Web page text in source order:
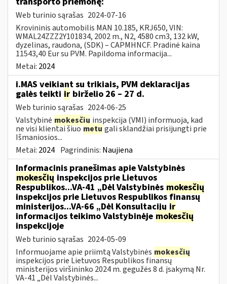
Web turinio sąrašas 2024-07-16
Krovininis automobilis MAN 10.185, KRJ650, VIN:
WMAL24ZZZ2Y101834, 2002 m., N2, 4580 cm3, 132 kW,
dyzelinas, raudona, (SDK) – CAPMHNCF. Pradinė kaina
11543,40 Eur su PVM. Papildoma informacija...
Metai: 2024
i.MAS veikiant su trikiais, PVM deklaracijas
galės teikti ir birželio 26 – 27 d.
Web turinio sąrašas 2024-06-25
Valstybinė mokesčių inspekcija (VMI) informuoja, kad
ne visi klientai šiuometu gali sklandžiai prisijungti prie
Išmaniosios...
Metai: 2024 Pagrindinis: Naujiena
Informacinis pranešimas apie Valstybinės
mokesčių inspekcijos prie Lietuvos
Respublikos...VA-41 „Dėl Valstybinės mokesčių
inspekcijos prie Lietuvos Respublikos finansų
ministerijos...VA-66 „Dėl Konsultacijų ir
informacijos teikimo Valstybinėje mokesčių
inspekcijoje
Web turinio sąrašas 2024-05-09
Informuojame apie priimtą Valstybinės mokesčių
inspekcijos prie Lietuvos Respublikos finansų
ministerijos viršininko 2024 m. gegužės 8 d. įsakymą Nr.
VA-41 „Dėl Valstybinės...